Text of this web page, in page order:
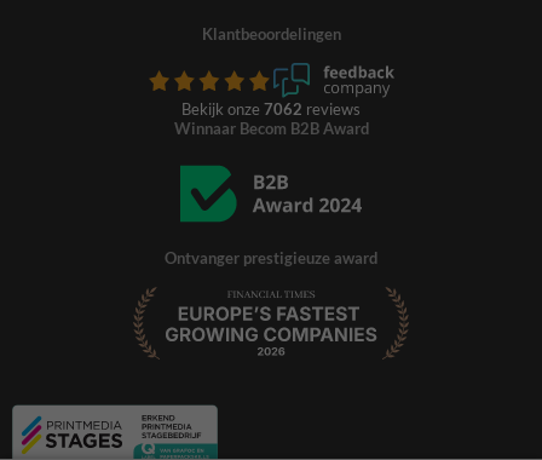
Klantbeoordelingen
Bekijk onze 7062 reviews
Winnaar Becom B2B Award
Ontvanger prestigieuze award